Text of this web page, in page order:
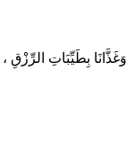
وَغَذَّانَا بِطَيِّبَاتِ الرِّزْقِ ،